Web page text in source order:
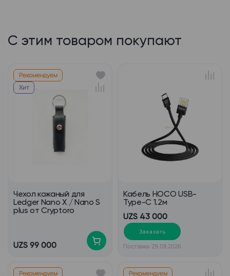
С этим товаром покупают
Рекомендуем
Хит
Чехол кожаный для
Ledger Nano X / Nano S
plus от Cryptoro
UZS 99 000
Кабель HOCO USB-
Type-C 1.2м
UZS 43 000
Заказать
Поставка: 29.08.2026
Рекомендуем Рекомендуем